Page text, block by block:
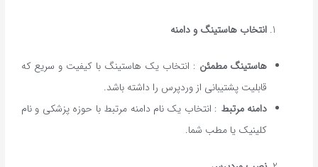
انتخاب هاستینگ و دامنه
هاستینگ مطمئن : انتخاب یک هاستینگ با کیفیت و سریع که
قابلیت پشتیبانی از وردپرس را داشته باشد.
دامنه مرتبط : انتخاب یک نام دامنه مرتبط با حوزه پزشکی و نام
کلینیک یا مطب شما.